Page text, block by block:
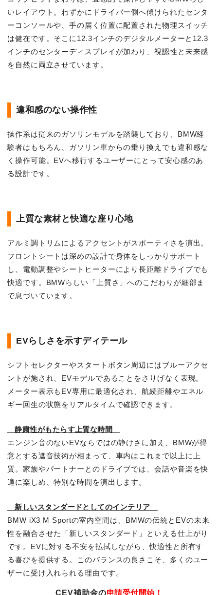
いレイアウト。わずかにドライバー側へ傾けられたセンタ
ーコンソールや、手の届く位置に配置された物理スイッチ
は健在です。そこに12.3インチのデジタルメーターと12.3
インチのセンターディスプレイが加わり、視認性と未来感
を自然に両立させています。
違和感のない操作性
操作系は従来のガソリンモデルを踏襲しており、BMW経
験者はもちろん、ガソリン車からの乗り換えでも違和感な
く操作可能。EVへ移行するユーザーにとって安心感のあ
る設計です。
上質な素材と快適な座り心地
アルミ調トリムによるアクセントがスポーティさを演出。
フロントシートは深めの設計で身体をしっかりサポート
し、電動調整やシートヒーターにより長距離ドライブでも
快適です。BMWらしい「上質さ」へのこだわりが細部ま
で息づいています。
EVらしさを示すディテール
シフトセレクターやスタートボタン周辺にはブルーアクセ
ントが施され、EVモデルであることをさりげなく表現。
メーター表示もEV専用に最適化され、航続距離やエネル
ギー回生の状態をリアルタイムで確認できます。
静粛性がもたらす上質な時間
エンジン音のないEVならではの静けさに加え、BMWが得
意とする遮音技術が相まって、車内はこれまで以上に上
質。家族やパートナーとのドライブでは、会話や音楽を快
適に楽しめ、特別な時間を演出します。
新しいスタンダードとしてのインテリア
BMW iX3 M Sportの室内空間は、BMWの伝統とEVの未来
性を融合させた「新しいスタンダード」といえる仕上がり
です。EVに対する不安を払拭しながら、快適性と所有す
る喜びを提供する。このバランスの良さこそ、多くのユー
ザーに受け入れられる理由です。
CEV補助金の申請受付開始！